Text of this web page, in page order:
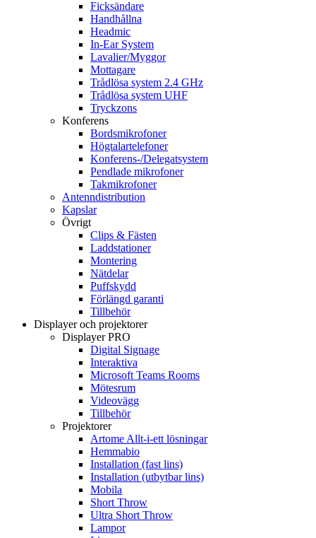
Ficksändare
Handhållna
Headmic
In-Ear System
Lavalier/Myggor
Mottagare
Trådlösa system 2.4 GHz
Trådlösa system UHF
Tryckzons
Konferens
Bordsmikrofoner
Högtalartelefoner
Konferens-/Delegatsystem
Pendlade mikrofoner
Takmikrofoner
Antenndistribution
Kapslar
Övrigt
Clips & Fästen
Laddstationer
Montering
Nätdelar
Puffskydd
Förlängd garanti
Tillbehör
Displayer och projektorer
Displayer PRO
Digital Signage
Interaktiva
Microsoft Teams Rooms
Mötesrum
Videovägg
Tillbehör
Projektorer
Artome Allt-i-ett lösningar
Hemmabio
Installation (fast lins)
Installation (utbytbar lins)
Mobila
Short Throw
Ultra Short Throw
Lampor